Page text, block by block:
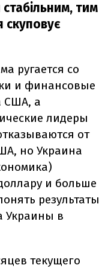
тим
скуповує
ругается со
и финансовые
США, а
лидеры
от
но Украина
и больше
результаты
Украины в
текущего